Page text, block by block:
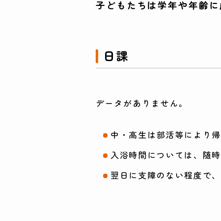
子どもたちは学年や年齢
日課
データがありません。
中・高生は部活等により
入浴時間については、随
翌日に支障のない程度で